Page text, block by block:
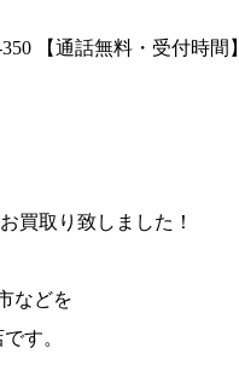
買取り致しました！
などを
す。